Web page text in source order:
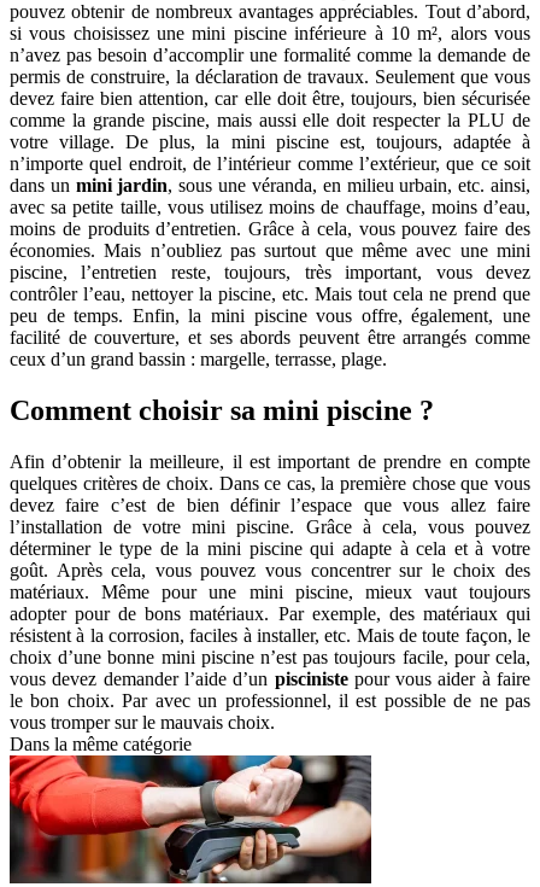
pouvez obtenir de nombreux avantages appréciables. Tout d’abord,
si vous choisissez une mini piscine inférieure à 10 m², alors vous
n’avez pas besoin d’accomplir une formalité comme la demande de
permis de construire, la déclaration de travaux. Seulement que vous
devez faire bien attention, car elle doit être, toujours, bien sécurisée
comme la grande piscine, mais aussi elle doit respecter la PLU de
votre village. De plus, la mini piscine est, toujours, adaptée à
n’importe quel endroit, de l’intérieur comme l’extérieur, que ce soit
dans un mini jardin, sous une véranda, en milieu urbain, etc. ainsi,
avec sa petite taille, vous utilisez moins de chauffage, moins d’eau,
moins de produits d’entretien. Grâce à cela, vous pouvez faire des
économies. Mais n’oubliez pas surtout que même avec une mini
piscine, l’entretien reste, toujours, très important, vous devez
contrôler l’eau, nettoyer la piscine, etc. Mais tout cela ne prend que
peu de temps. Enfin, la mini piscine vous offre, également, une
facilité de couverture, et ses abords peuvent être arrangés comme
ceux d’un grand bassin : margelle, terrasse, plage.
Comment choisir sa mini piscine ?
Afin d’obtenir la meilleure, il est important de prendre en compte
quelques critères de choix. Dans ce cas, la première chose que vous
devez faire c’est de bien définir l’espace que vous allez faire
l’installation de votre mini piscine. Grâce à cela, vous pouvez
déterminer le type de la mini piscine qui adapte à cela et à votre
goût. Après cela, vous pouvez vous concentrer sur le choix des
matériaux. Même pour une mini piscine, mieux vaut toujours
adopter pour de bons matériaux. Par exemple, des matériaux qui
résistent à la corrosion, faciles à installer, etc. Mais de toute façon, le
choix d’une bonne mini piscine n’est pas toujours facile, pour cela,
vous devez demander l’aide d’un piscinistepour vous aider à faire
le bon choix. Par avec un professionnel, il est possible de ne pas
vous tromper sur le mauvais choix.
Dans la même catégorie